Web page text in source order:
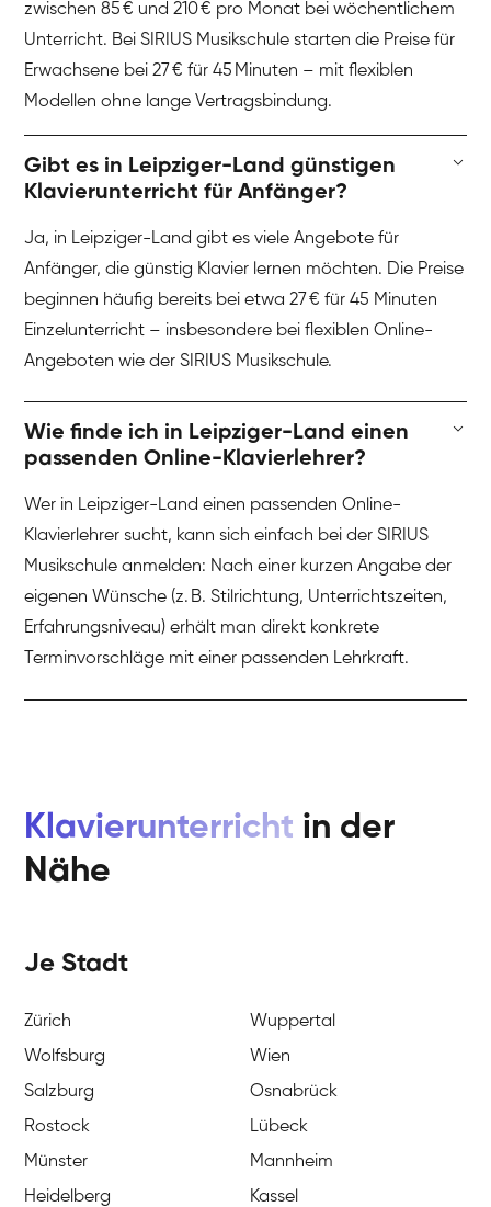
zwischen 85 € und 210 € pro Monat bei wöchentlichem
Unterricht. Bei SIRIUS Musikschule starten die Preise für
Erwachsene bei 27 € für 45 Minuten – mit flexiblen
Modellen ohne lange Vertragsbindung.
Gibt es in Leipziger-Land günstigen
Klavierunterricht für Anfänger?
Ja, in Leipziger-Land gibt es viele Angebote für
Anfänger, die günstig Klavier lernen möchten. Die Preise
beginnen häufig bereits bei etwa 27 € für 45 Minuten
Einzelunterricht – insbesondere bei flexiblen Online-
Angeboten wie der SIRIUS Musikschule.
Wie finde ich in Leipziger-Land einen
passenden Online-Klavierlehrer?
Wer in Leipziger-Land einen passenden Online-
Klavierlehrer sucht, kann sich einfach bei der SIRIUS
Musikschule anmelden: Nach einer kurzen Angabe der
eigenen Wünsche (z. B. Stilrichtung, Unterrichtszeiten,
Erfahrungsniveau) erhält man direkt konkrete
Terminvorschläge mit einer passenden Lehrkraft.
Klavierunterricht in der
Nähe
Je Stadt
Zürich
Wuppertal
Wolfsburg
Wien
Salzburg
Osnabrück
Rostock
Lübeck
Münster
Mannheim
Heidelberg
Kassel